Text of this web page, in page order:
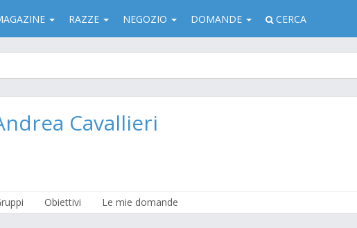
RAZZE NEGOZIO DOMANDE CERCA
Cavallieri
Obiettivi Le mie domande